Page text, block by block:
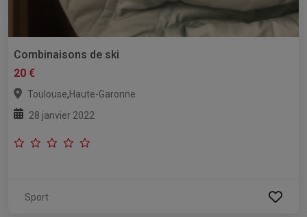
Combinaisons de ski
20 €
Toulouse,Haute-Garonne
28 janvier 2022
Sport